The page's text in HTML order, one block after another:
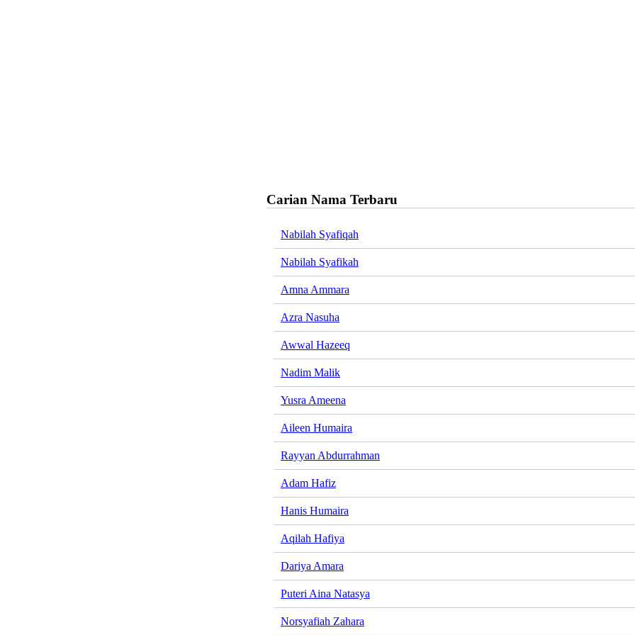
Carian Nama Terbaru
Nabilah Syafiqah
Nabilah Syafikah
Amna Ammara
Azra Nasuha
Awwal Hazeeq
Nadim Malik
Yusra Ameena
Aileen Humaira
Rayyan Abdurrahman
Adam Hafiz
Hanis Humaira
Aqilah Hafiya
Dariya Amara
Puteri Aina Natasya
Norsyafiah Zahara